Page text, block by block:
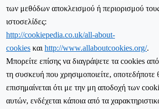
των μεθόδων αποκλεισμού ή περιορισμού
ιστοσελίδες:
http://cookiepedia.co.uk/all-about-
cookies και http://www.allaboutcookies.org/.
Μπορείτε επίσης να διαγράψετε τα cookies
τη συσκευή που χρησιμοποιείτε,
επισημαίνεται ότι με την μη αποδοχή των
αυτών, ενδέχεται κάποια από τα